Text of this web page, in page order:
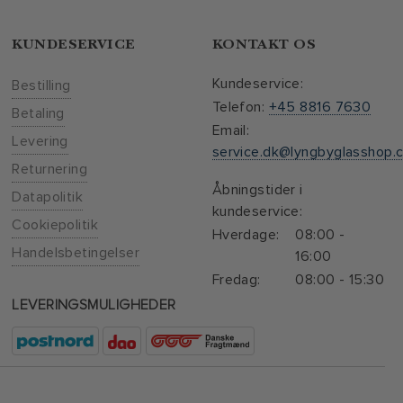
KUNDESERVICE
Bestilling
Betaling
Levering
Returnering
Datapolitik
Cookiepolitik
Handelsbetingelser
KONTAKT OS
Kundeservice:
Telefon: +45 8816 7630
Email:
Åbningstider i
kundeservice:
Hverdage:
08:00 -
16:00
Fredag:
08:00 - 15:30
LEVERINGSMULIGHEDER